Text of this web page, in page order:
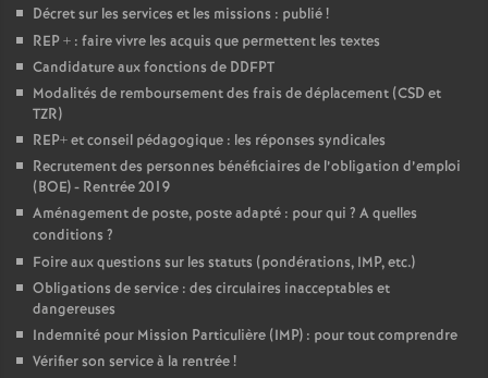
r
l
é
a
n
s
Décret sur les services et les missions : publié!
REP + : faire vivre les acquis que permettent les textes
Candidature aux fonctions de DDFPT
Modalités de remboursement des frais de déplacement (CSD et
TZR)
REP+ et conseil pédagogique : les réponses syndicales
Recrutement des personnes bénéficiaires de l’obligation d’emploi
(BOE) - Rentrée 2019
Aménagement de poste, poste adapté : pour qui ? A quelles
conditions ?
Foire aux questions sur les statuts (pondérations, IMP, etc.)
Obligations de service : des circulaires inacceptables et
dangereuses
Indemnité pour Mission Particulière (IMP) : pour tout comprendre
Vérifier son service à la rentrée!